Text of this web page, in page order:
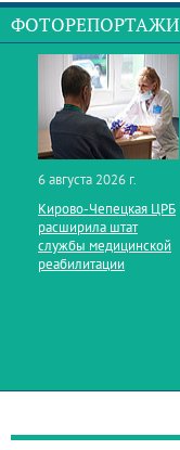
ФОТОРЕПОРТАЖИ
6 августа 2026 г.
Кирово‑Чепецкая ЦРБ
расширила штат
службы медицинской
реабилитации